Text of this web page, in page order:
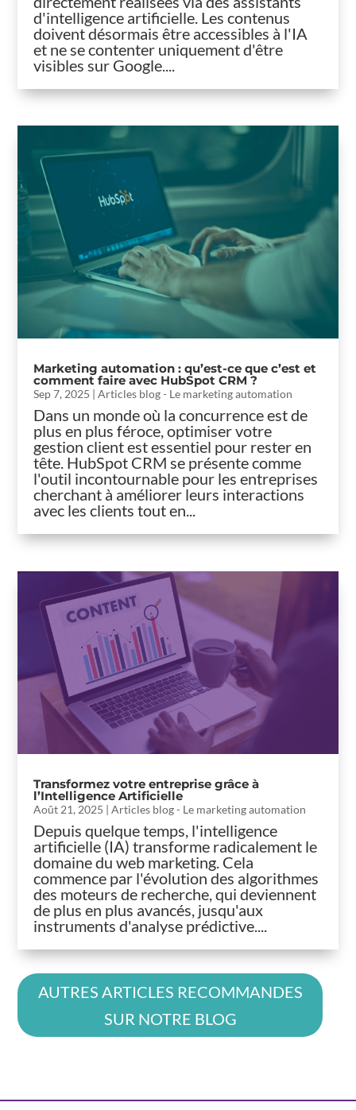
d'intelligence artificielle. Les contenus
doivent désormais être accessibles à l'IA
et ne se contenter uniquement d'être
visibles sur Google....
Marketing automation : qu’est-ce que c’est et
comment faire avec HubSpot CRM ?
Sep 7, 2025 |Articles blog - Le marketing automation
Dans un monde où la concurrence est de
plus en plus féroce, optimiser votre
gestion client est essentiel pour rester en
tête. HubSpot CRM se présente comme
l'outil incontournable pour les entreprises
cherchant à améliorer leurs interactions
avec les clients tout en...
Transformez votre entreprise grâce à
l’Intelligence Artificielle
Août 21, 2025 |Articles blog - Le marketing automation
Depuis quelque temps, l'intelligence
artificielle (IA) transforme radicalement le
domaine du web marketing. Cela
commence par l'évolution des algorithmes
des moteurs de recherche, qui deviennent
de plus en plus avancés, jusqu'aux
instruments d'analyse prédictive....
AUTRES ARTICLES RECOMMANDES
SUR NOTRE BLOG